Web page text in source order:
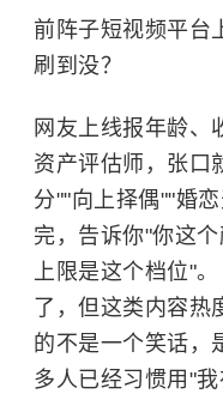
前阵子短视频平台
刷到没？
网友上线报年龄、
资产评估师，张口
分""向上择偶""婚
完，告诉你"你这
上限是这个档位"
了，但这类内容
的不是一个笑话
多人已经习惯用"